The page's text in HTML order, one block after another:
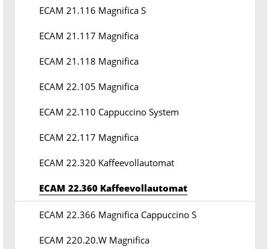
ECAM 21.116 Magnifica S
ECAM 21.117 Magnifica
ECAM 21.118 Magnifica
ECAM 22.105 Magnifica
ECAM 22.110 Cappuccino System
ECAM 22.117 Magnifica
ECAM 22.320 Kaffeevollautomat
ECAM 22.360 Kaffeevollautomat
ECAM 22.366 Magnifica Cappuccino S
ECAM 220.20.W Magnifica